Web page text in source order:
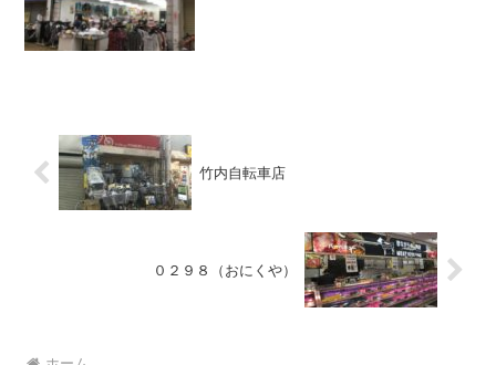
竹内自転車店
０２９８（おにくや）